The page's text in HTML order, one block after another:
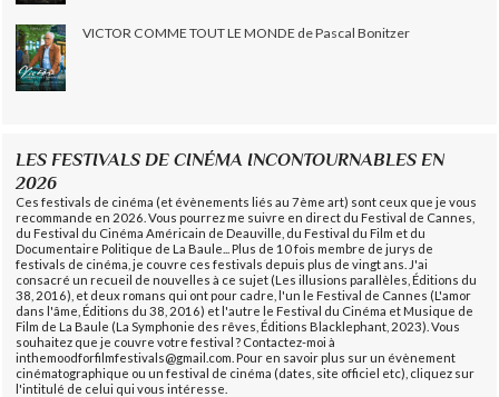
VICTOR COMME TOUT LE MONDE de Pascal Bonitzer
LES FESTIVALS DE CINÉMA INCONTOURNABLES EN
2026
Ces festivals de cinéma (et évènements liés au 7ème art) sont ceux que je vous
recommande en 2026. Vous pourrez me suivre en direct du Festival de Cannes,
du Festival du Cinéma Américain de Deauville, du Festival du Film et du
Documentaire Politique de La Baule... Plus de 10 fois membre de jurys de
festivals de cinéma, je couvre ces festivals depuis plus de vingt ans. J'ai
consacré un recueil de nouvelles à ce sujet (Les illusions parallèles, Éditions du
38, 2016), et deux romans qui ont pour cadre, l'un le Festival de Cannes (L'amor
dans l'âme, Éditions du 38, 2016) et l'autre le Festival du Cinéma et Musique de
Film de La Baule (La Symphonie des rêves, Éditions Blacklephant, 2023). Vous
souhaitez que je couvre votre festival ? Contactez-moi à
inthemoodforfilmfestivals@gmail.com. Pour en savoir plus sur un évènement
cinématographique ou un festival de cinéma (dates, site officiel etc), cliquez sur
l'intitulé de celui qui vous intéresse.